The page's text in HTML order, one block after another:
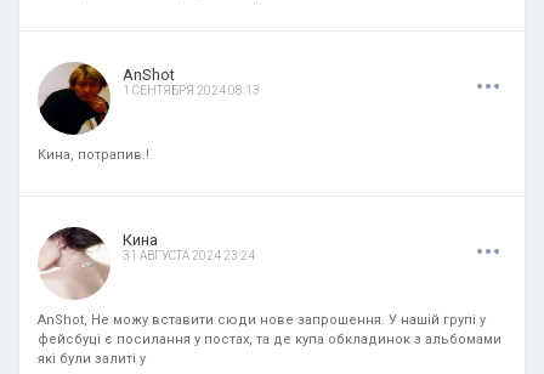
AnShot
1 СЕНТЯБРЯ 2024 08:13 ...
Кина, потрапив.!
Кина
31 АВГУСТА 2024 23:24 ...
AnShot, Не можу вставити сюди нове запрошення. У нашій групі у
фейсбуці є посилання у постах, та де купа обкладинок з альбомами
які були залиті у